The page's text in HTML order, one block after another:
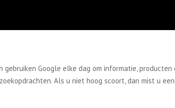
Google elke dag om informatie,
Als u niet hoog scoort, dan mist u